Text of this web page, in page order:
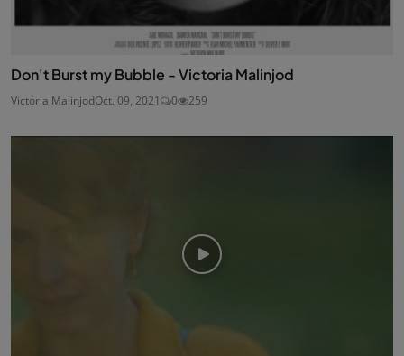
Don't Burst my Bubble - Victoria Malinjod
Victoria MalinjodOct. 09, 2021 0 259